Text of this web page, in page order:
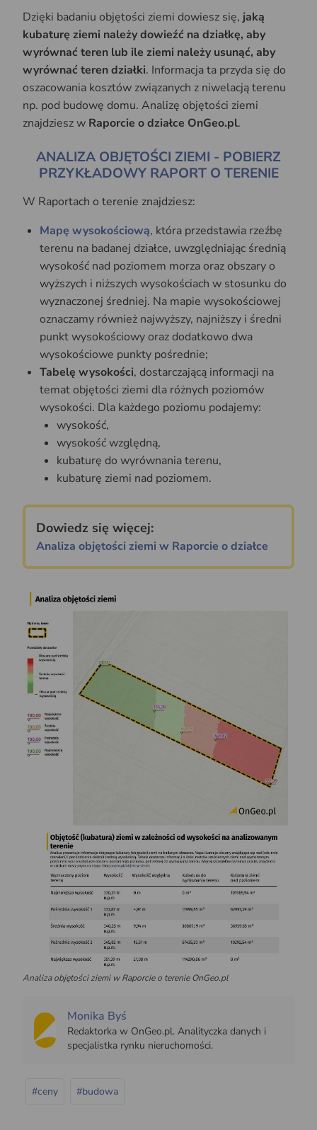
Dzięki badaniu objętości ziemi dowiesz się,jaką
kubaturę ziemi należy dowieźć na działkę, aby
wyrównać teren lub ile ziemi należy usunąć, aby
wyrównać teren działki. Informacja ta przyda się do
oszacowania kosztów związanych z niwelacją terenu
np. pod budowę domu. Analizę objętości ziemi
znajdziesz w Raporcie o działce OnGeo.pl.
ANALIZA OBJĘTOŚCI ZIEMI - POBIERZ
PRZYKŁADOWY RAPORT O TERENIE
W Raportach o terenie znajdziesz:
Mapę wysokościową, która przedstawia rzeźbę
terenu na badanej działce, uwzględniając średnią
wysokość nad poziomem morza oraz obszary o
wyższych i niższych wysokościach w stosunku do
wyznaczonej średniej. Na mapie wysokościowej
oznaczamy również najwyższy, najniższy i średni
punkt wysokościowy oraz dodatkowo dwa
wysokościowe punkty pośrednie;
Tabelę wysokości, dostarczającą informacji na
temat objętości ziemi dla różnych poziomów
wysokości. Dla każdego poziomu podajemy:
wysokość,
wysokość względną,
kubaturę do wyrównania terenu,
kubaturę ziemi nad poziomem.
Dowiedz się więcej:
Analiza objętości ziemi w Raporcie o działce
Analiza objętości ziemi w Raporcie o terenieOnGeo.pl
Monika Byś
Redaktorka w OnGeo.pl. Analityczka danych i
specjalistka rynku nieruchomości.
#ceny #budowa